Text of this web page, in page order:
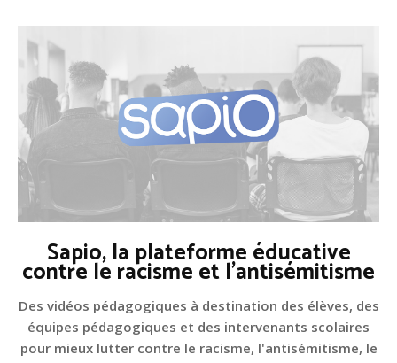
Sapio, la plateforme éducative
contre le racisme et l'antisémitisme
Des vidéos pédagogiques à destination des élèves, des
équipes pédagogiques et des intervenants scolaires
pour mieux lutter contre le racisme, l'antisémitisme, le